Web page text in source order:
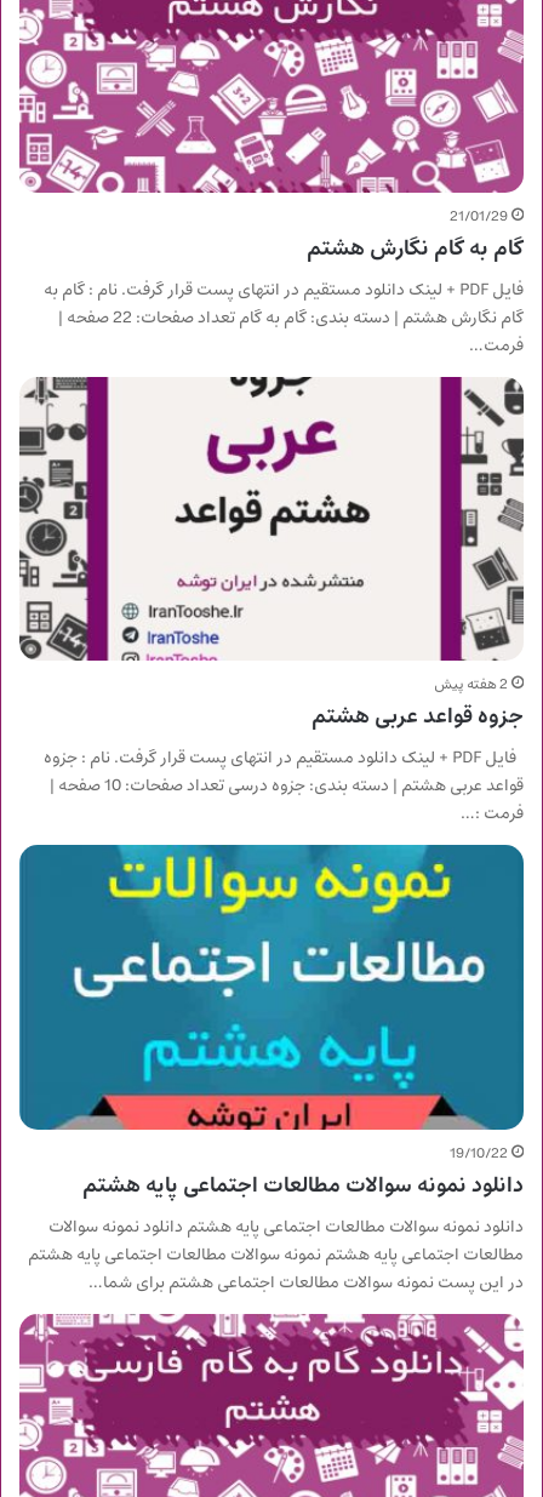
21/01/29
گام به گام نگارش هشتم
فایل PDF + لینک دانلود مستقیم در انتهای پست قرار گرفت. نام : گام به
گام نگارش هشتم | دسته بندی: گام به گام تعداد صفحات: 22 صفحه |
فرمت…
2 هفته پیش
جزوه قواعد عربی هشتم
فایل PDF + لینک دانلود مستقیم در انتهای پست قرار گرفت. نام : جزوه
قواعد عربی هشتم | دسته بندی: جزوه درسی تعداد صفحات: 10 صفحه |
فرمت :…
19/10/22
دانلود نمونه سوالات مطالعات اجتماعی پایه هشتم
دانلود نمونه سوالات مطالعات اجتماعی پایه هشتم دانلود نمونه سوالات
مطالعات اجتماعی پایه هشتم نمونه سوالات مطالعات اجتماعی پایه هشتم
در این پست نمونه سوالات مطالعات اجتماعی هشتم برای شما…